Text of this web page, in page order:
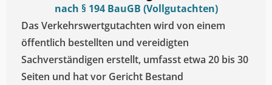
nach § 194 BauGB (Vollgutachten)
Das Verkehrswertgutachten wird von einem
öffentlich bestellten und vereidigten
Sachverständigen erstellt, umfasst etwa 20 bis 30
Seiten und hat vor Gericht Bestand